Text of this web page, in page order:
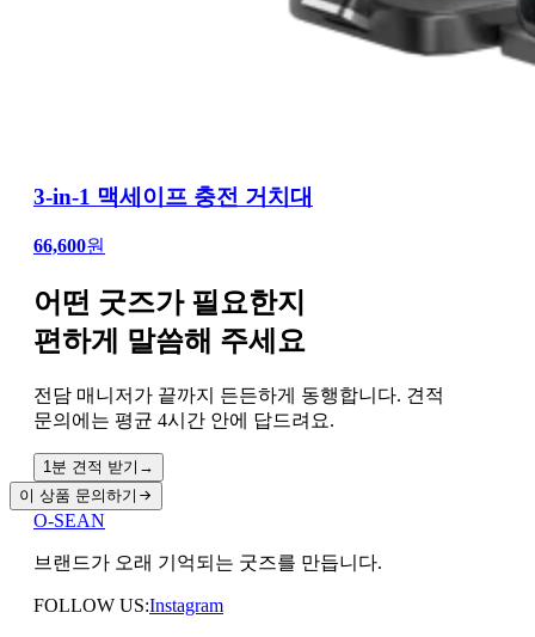
3-in-1 맥세이프 충전 거치대
66,600원
어떤 굿즈가 필요한지
편하게 말씀해 주세요
전담 매니저가 끝까지 든든하게 동행합니다. 견적
문의에는 평균 4시간 안에 답드려요.
1분 견적 받기 →
이 상품 문의하기
O-SEAN
브랜드가 오래 기억되는 굿즈를 만듭니다.
FOLLOW US:Instagram